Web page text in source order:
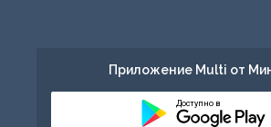
Приложение Multi от
Доступно в